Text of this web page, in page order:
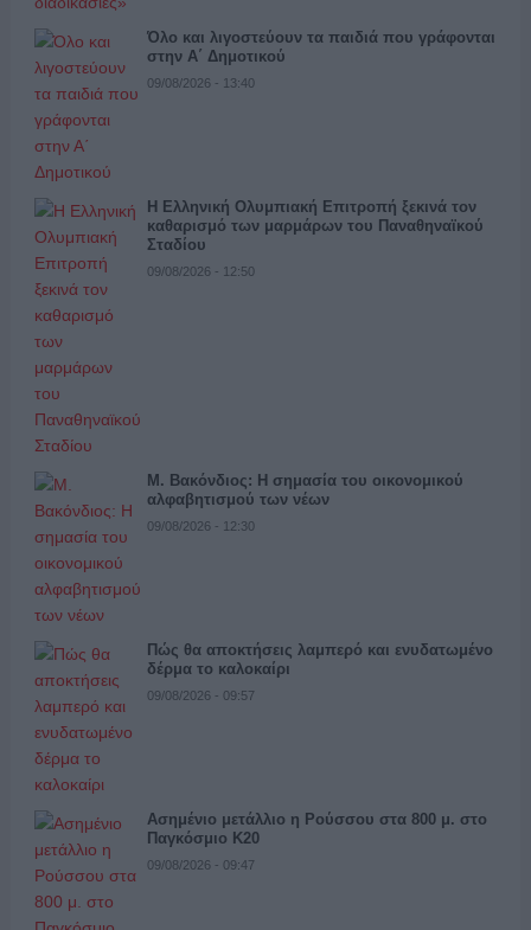
Όλο και λιγοστεύουν τα παιδιά που γράφονται
στην Α΄ Δημοτικού
09/08/2026 - 13:40
Η Ελληνική Ολυμπιακή Επιτροπή ξεκινά τον
καθαρισμό των μαρμάρων του Παναθηναϊκού
Σταδίου
09/08/2026 - 12:50
Μ. Βακόνδιος: H σημασία του οικονομικού
αλφαβητισμού των νέων
09/08/2026 - 12:30
Πώς θα αποκτήσεις λαμπερό και ενυδατωμένο
δέρμα το καλοκαίρι
09/08/2026 - 09:57
Ασημένιο μετάλλιο η Ρούσσου στα 800 μ. στο
Παγκόσμιο Κ20
09/08/2026 - 09:47